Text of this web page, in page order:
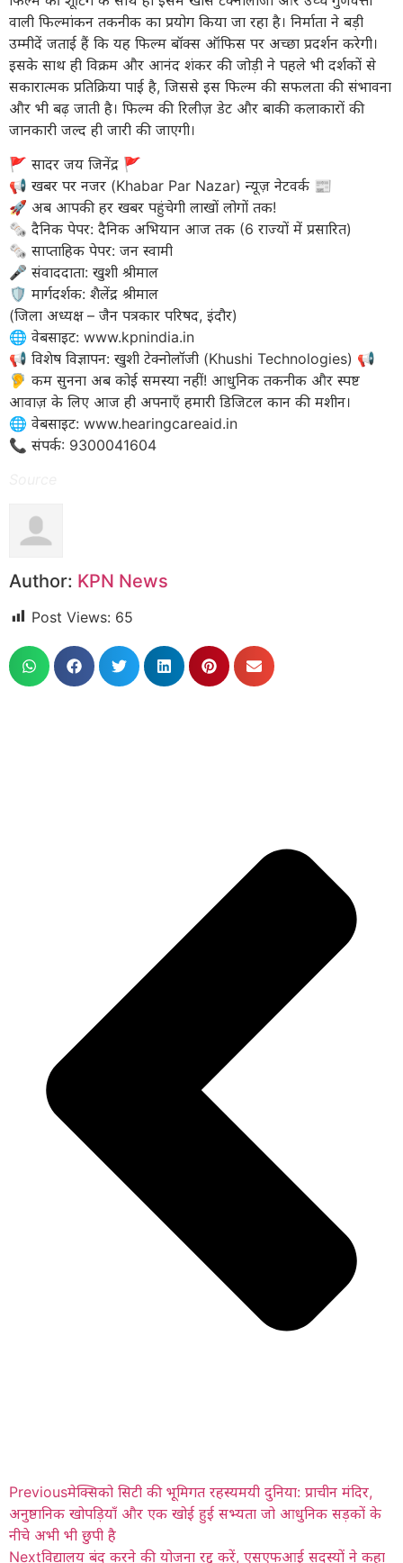
वाली फिल्मांकन तकनीक का प्रयोग किया जा रहा है। निर्माता ने बड़ी
उम्मीदें जताई हैं कि यह फिल्म बॉक्स ऑफिस पर अच्छा प्रदर्शन करेगी।
इसके साथ ही विक्रम और आनंद शंकर की जोड़ी ने पहले भी दर्शकों से
सकारात्मक प्रतिक्रिया पाई है, जिससे इस फिल्म की सफलता की संभावना
और भी बढ़ जाती है। फिल्म की रिलीज़ डेट और बाकी कलाकारों की
जानकारी जल्द ही जारी की जाएगी।
​🚩 सादर जय जिनेंद्र 🚩
​📢 खबर पर नजर (Khabar Par Nazar) न्यूज़ नेटवर्क 📰
🚀 अब आपकी हर खबर पहुंचेगी लाखों लोगों तक!
​🗞️ दैनिक पेपर: दैनिक अभियान आज तक (6 राज्यों में प्रसारित)
🗞️ साप्ताहिक पेपर: जन स्वामी
​🎤 संवाददाता: खुशी श्रीमाल
🛡️ मार्गदर्शक: शैलेंद्र श्रीमाल
(जिला अध्यक्ष – जैन पत्रकार परिषद, इंदौर)
​🌐 वेबसाइट: www.kpnindia.in
​📢 विशेष विज्ञापन: खुशी टेक्नोलॉजी (Khushi Technologies) 📢
🦻 कम सुनना अब कोई समस्या नहीं! आधुनिक तकनीक और स्पष्ट
आवाज़ के लिए आज ही अपनाएँ हमारी डिजिटल कान की मशीन।
​🌐 वेबसाइट: www.hearingcareaid.in
📞 संपर्क: 9300041604
Author: KPN News
Post Views: 65
Previousमेक्सिको सिटी की भूमिगत रहस्यमयी दुनिया: प्राचीन मंदिर,
अनुष्ठानिक खोपड़ियाँ और एक खोई हुई सभ्यता जो आधुनिक सड़कों के
नीचे अभी भी छुपी है
Nextविद्यालय बंद करने की योजना रद्द करें, एसएफआई सदस्यों ने कहा